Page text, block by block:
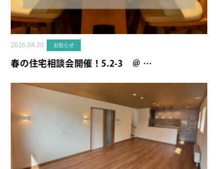
2026.04.30 お知らせ
春の住宅相談会開催！5.2-3 ＠ …